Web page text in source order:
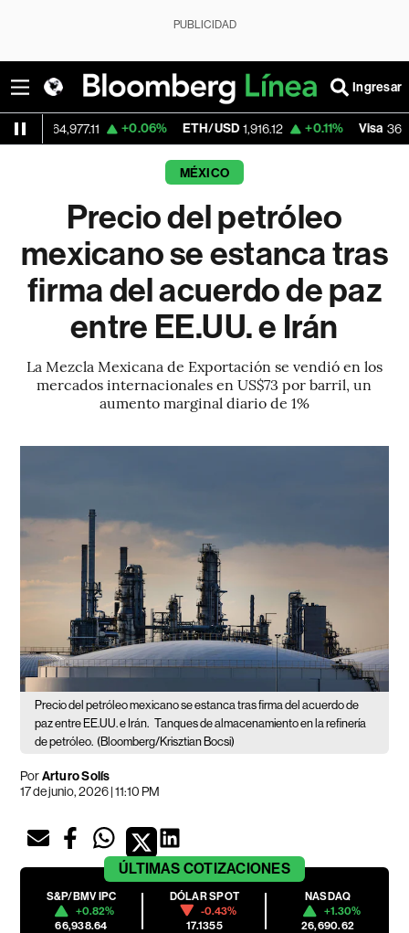
PUBLICIDAD
Ingresar
+0.06% ETH/USD 1,916.12 +0.11% Visa 362.50 -
MÉXICO
Precio del petróleo
mexicano se estanca tras
firma del acuerdo de paz
entre EE.UU. e Irán
La Mezcla Mexicana de Exportación se vendió en los
mercados internacionales en US$73 por barril, un
aumento marginal diario de 1%
Precio del petróleo mexicano se estanca tras firma del acuerdo de
paz entre EE.UU. e Irán. Tanques de almacenamiento en la refinería
de petróleo. (Bloomberg/Krisztian Bocsi)
PorArturo Solís
17 de junio, 2026 | 11:10 PM
ÚLTIMAS COTIZACIONES
S&P/BMV IPC
+0.82%
66,938.64
DÓLAR SPOT
-0.43%
17.1355
NASDAQ
+1.30%
26,690.62